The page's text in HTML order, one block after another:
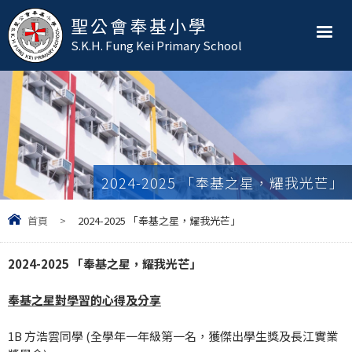
聖公會奉基小學
S.K.H. Fung Kei Primary School
2024-2025 「奉基之星，耀我光芒」
首頁 > 2024-2025 「奉基之星，耀我光芒」
2024-2025 「奉基之星，耀我光芒」
奉基之星對學習的心得及分享
1B 方浩雲同學 (全學年一年級第一名，獲傑出學生獎及長江實業